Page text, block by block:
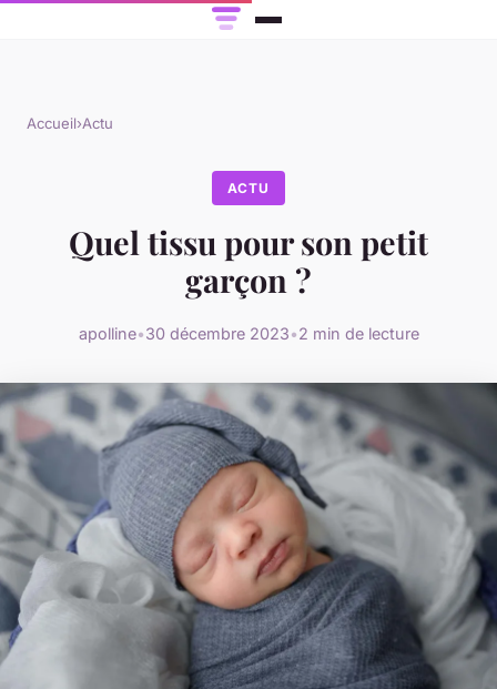
Accueil›Actu
ACTU
Quel tissu pour son petit
garçon ?
apolline•30 décembre 2023•2 min de lecture